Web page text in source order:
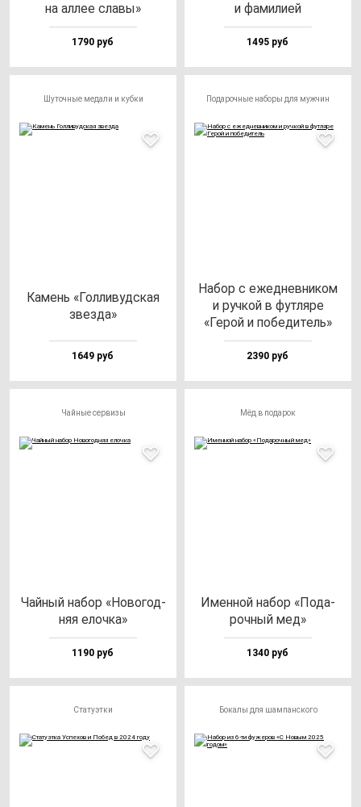
на ал­лее сла­вы»
1790 руб
и фа­ми­лией
1495 руб
Шуточные медали и кубки
Камень «Гол­ли­вуд­ская
звез­да»
1649 руб
Подарочные наборы для мужчин
Набор с ежед­нев­ни­ком
и руч­кой в фут­ля­ре
«Герой и по­бе­ди­тель»
2390 руб
Чайные сервизы
Чай­ный на­бор «Ново­год­
няя елоч­ка»
1190 руб
Мёд в подарок
Имен­ной на­бор «Пода­
роч­ный мед»
1340 руб
Статуэтки Бокалы для шампанского